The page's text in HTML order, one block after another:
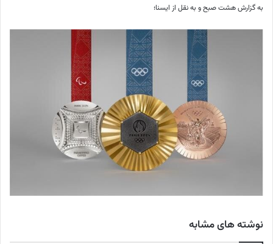
به گزارش هشت صبح و به نقل از ایسنا؛
نوشته های مشابه